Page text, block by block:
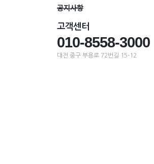
공지사항
고객센터
010-8558-3000
대전 중구 부용로 72번길 15-12